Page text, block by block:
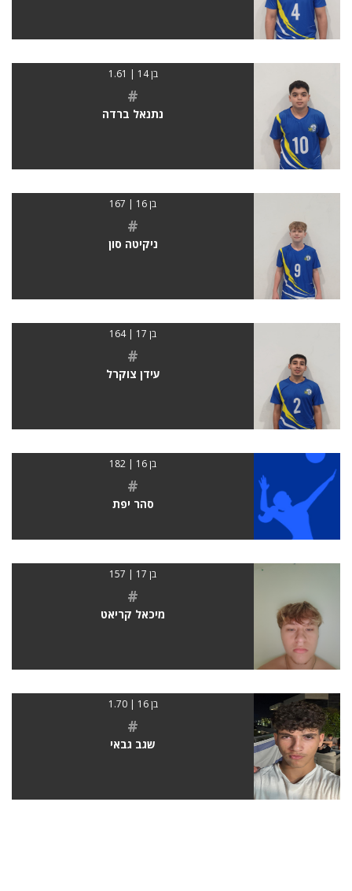
בן 14 | 1.61
#
נתנאל ברדה
בן 16 | 167
#
ניקיטה סון
בן 17 | 164
#
עידן צוקרל
בן 16 | 182
#
סהר יפת
בן 17 | 157
#
מיכאל קריאט
בן 16 | 1.70
#
שגב גבאי